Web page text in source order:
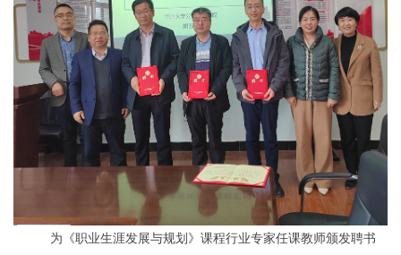
为《职业生涯发展与规划》课程行业专家任课教师颁发聘书